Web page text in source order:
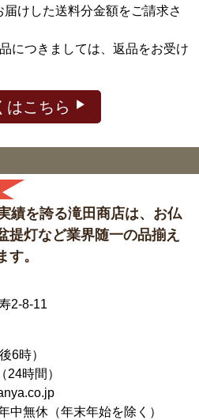
けした送料分金額をご請求さ
につきましては、返品をお受け
はこちら
績を誇る滝田商店は、 お仏
提灯など業界随一の品揃え
。
2-8-11
6時）
24時間）
中無休（年末年始を除く）